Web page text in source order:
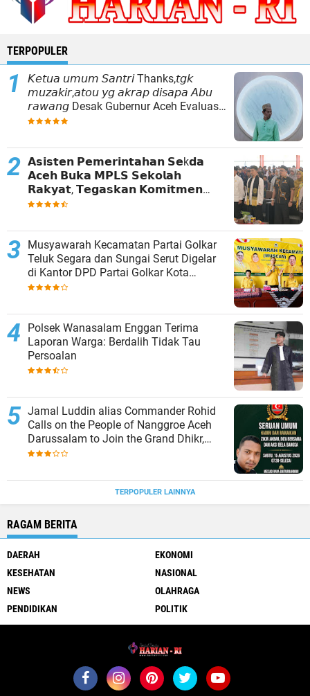
TERPOPULER
𝘒𝘦𝘵𝘶𝘢 𝘶𝘮𝘶𝘮 𝘚𝘢𝘯𝘵𝘳𝘪 Thanks,𝘵𝘨𝘬
𝘮𝘶𝘻𝘢𝘬𝘪𝘳,𝘢𝘵𝘰𝘶 𝘺𝘨 𝘢𝘬𝘳𝘢𝘱 𝘥𝘪𝘴𝘢𝘱𝘢 𝘈𝘣𝘶
𝘳𝘢𝘸𝘢𝘯𝘨 Desak Gubernur Aceh Evaluasi
Total Kepemimpinan Baitul Mal Aceh
𝗔𝘀𝗶𝘀𝘁𝗲𝗻 𝗣𝗲𝗺𝗲𝗿𝗶𝗻𝘁𝗮𝗵𝗮𝗻 𝗦𝗲k𝗱𝗮
𝗔𝗰𝗲𝗵 𝗕𝘂𝗸𝗮 𝗠𝗣𝗟𝗦 𝗦𝗲𝗸𝗼𝗹𝗮𝗵
𝗥𝗮𝗸𝘆𝗮𝘁, 𝗧𝗲𝗴𝗮𝘀𝗸𝗮𝗻 𝗞𝗼𝗺𝗶𝘁𝗺𝗲𝗻
𝗣𝗲𝗺𝗲𝗿𝗶𝗻𝘁𝗮𝗵 𝗧𝗶𝗻𝗴𝗸𝗮𝘁𝗸𝗮𝗻 𝗔𝗸𝘀𝗲𝘀
Musyawarah Kecamatan Partai Golkar
Teluk Segara dan Sungai Serut Digelar
di Kantor DPD Partai Golkar Kota
Bengkulu
Polsek Wanasalam ‎Enggan Terima
Laporan Warga: Berdalih Tidak Tau
Persoalan
Jamal Luddin alias Commander Rohid
Calls on the People of Nanggroe Aceh
Darussalam to Join the Grand Dhikr,
Collective Prayer, and National Solidarity
TERPOPULER LAINNYA
RAGAM BERITA
DAERAH
EKONOMI
KESEHATAN
NASIONAL
NEWS
OLAHRAGA
PENDIDIKAN
POLITIK